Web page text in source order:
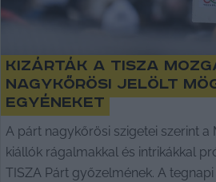
Kizárták a Tisza
nagykőrösi jelölt
egyéneket
A párt nagykőrösi szigetei szerint
kiállók rágalmakkal és intrikákkal
TISZA Párt győzelmének. A tegnapi